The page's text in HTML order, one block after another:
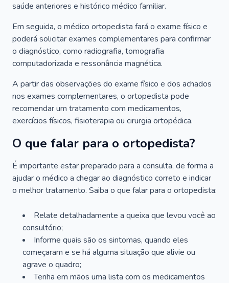
saúde anteriores e histórico médico familiar.
Em seguida, o médico ortopedista fará o exame físico e
poderá solicitar exames complementares para confirmar
o diagnóstico, como radiografia, tomografia
computadorizada e ressonância magnética.
A partir das observações do exame físico e dos achados
nos exames complementares, o ortopedista pode
recomendar um tratamento com medicamentos,
exercícios físicos, fisioterapia ou cirurgia ortopédica.
O que falar para o ortopedista?
É importante estar preparado para a consulta, de forma a
ajudar o médico a chegar ao diagnóstico correto e indicar
o melhor tratamento. Saiba o que falar para o ortopedista:
Relate detalhadamente a queixa que levou você ao
consultório;
Informe quais são os sintomas, quando eles
começaram e se há alguma situação que alivie ou
agrave o quadro;
Tenha em mãos uma lista com os medicamentos